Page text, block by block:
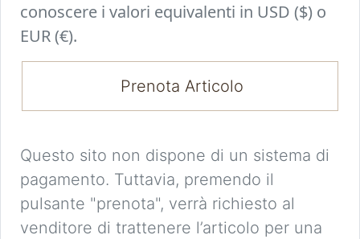
conoscere i valori equivalenti in USD ($) o
EUR (€).
Prenota Articolo
Questo sito non dispone di un sistema di
pagamento. Tuttavia, premendo il
pulsante "prenota", verrà richiesto al
venditore di trattenere l’articolo per una